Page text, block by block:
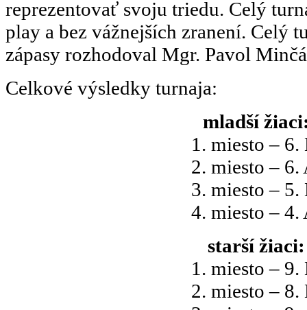
reprezentovať svoju triedu. Celý
play a bez vážnejších zranení. Celý
zápasy rozhodoval Mgr. Pavol
Celkové výsledky turnaja:
mladší
1. miesto – 6.
2. miesto – 6.
3. miesto – 5.
4. miesto – 4.
starší žiaci:
1. miesto – 9.
2. miesto – 8.